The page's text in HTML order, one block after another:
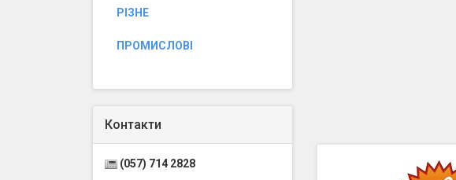
РІЗНЕ
ПРОМИСЛОВІ
Контакти
(057) 714 2828